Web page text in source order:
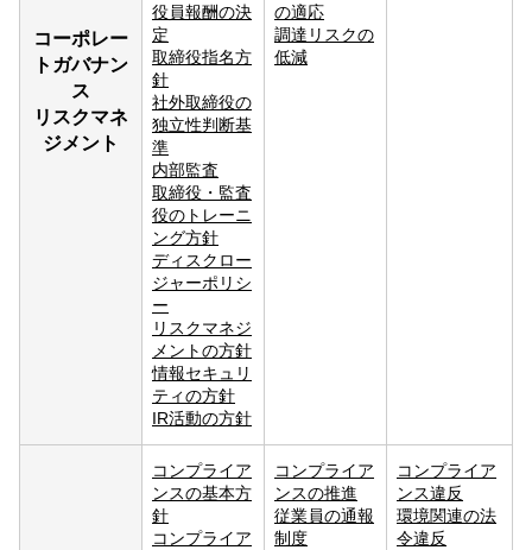
コーポレー
トガバナン
ス
リスクマネ
ジメント
役員報酬の決
定
取締役指名方
針
社外取締役の
独立性判断基
準
内部監査
取締役・監査
役のトレーニ
ング方針
ディスクロー
ジャーポリシ
ー
リスクマネジ
メントの方針
情報セキュリ
ティの方針
IR活動の方針
の適応
調達リスクの
低減
コンプライア
ンスの基本方
針
コンプライア
コンプライア
ンスの推進
従業員の通報
制度
コンプライア
ンス違反
環境関連の法
令違反